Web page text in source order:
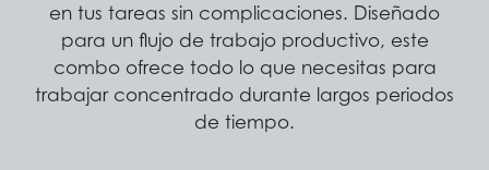
en tus tareas sin complicaciones. Diseñado
para un flujo de trabajo productivo, este
combo ofrece todo lo que necesitas para
trabajar concentrado durante largos periodos
de tiempo.